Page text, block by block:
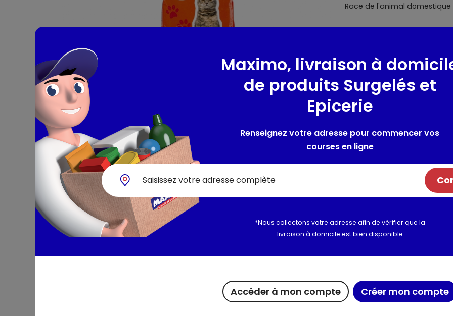
Race de l'animal domestique
Utilisation et
Composition : céréales,
déshydratée 4% dans les
dans les croquettes au
graisses, substances
Composition: cereals, meat
with beef), derivatives of
Fer (sulfate de fer
anhydre) : 1.5mg Cuivre
Manganèse (sulfate de
de zinc monohydraté) :
Maximo, livraison à
de produits Surgelés et
Epicerie
Renseignez votre adresse pour commencer vos
courses en ligne
*Nous collectons votre adresse afin de vérifier que la
livraison à domicile est bien disponible
Accéder à mon compte Créer mon compte